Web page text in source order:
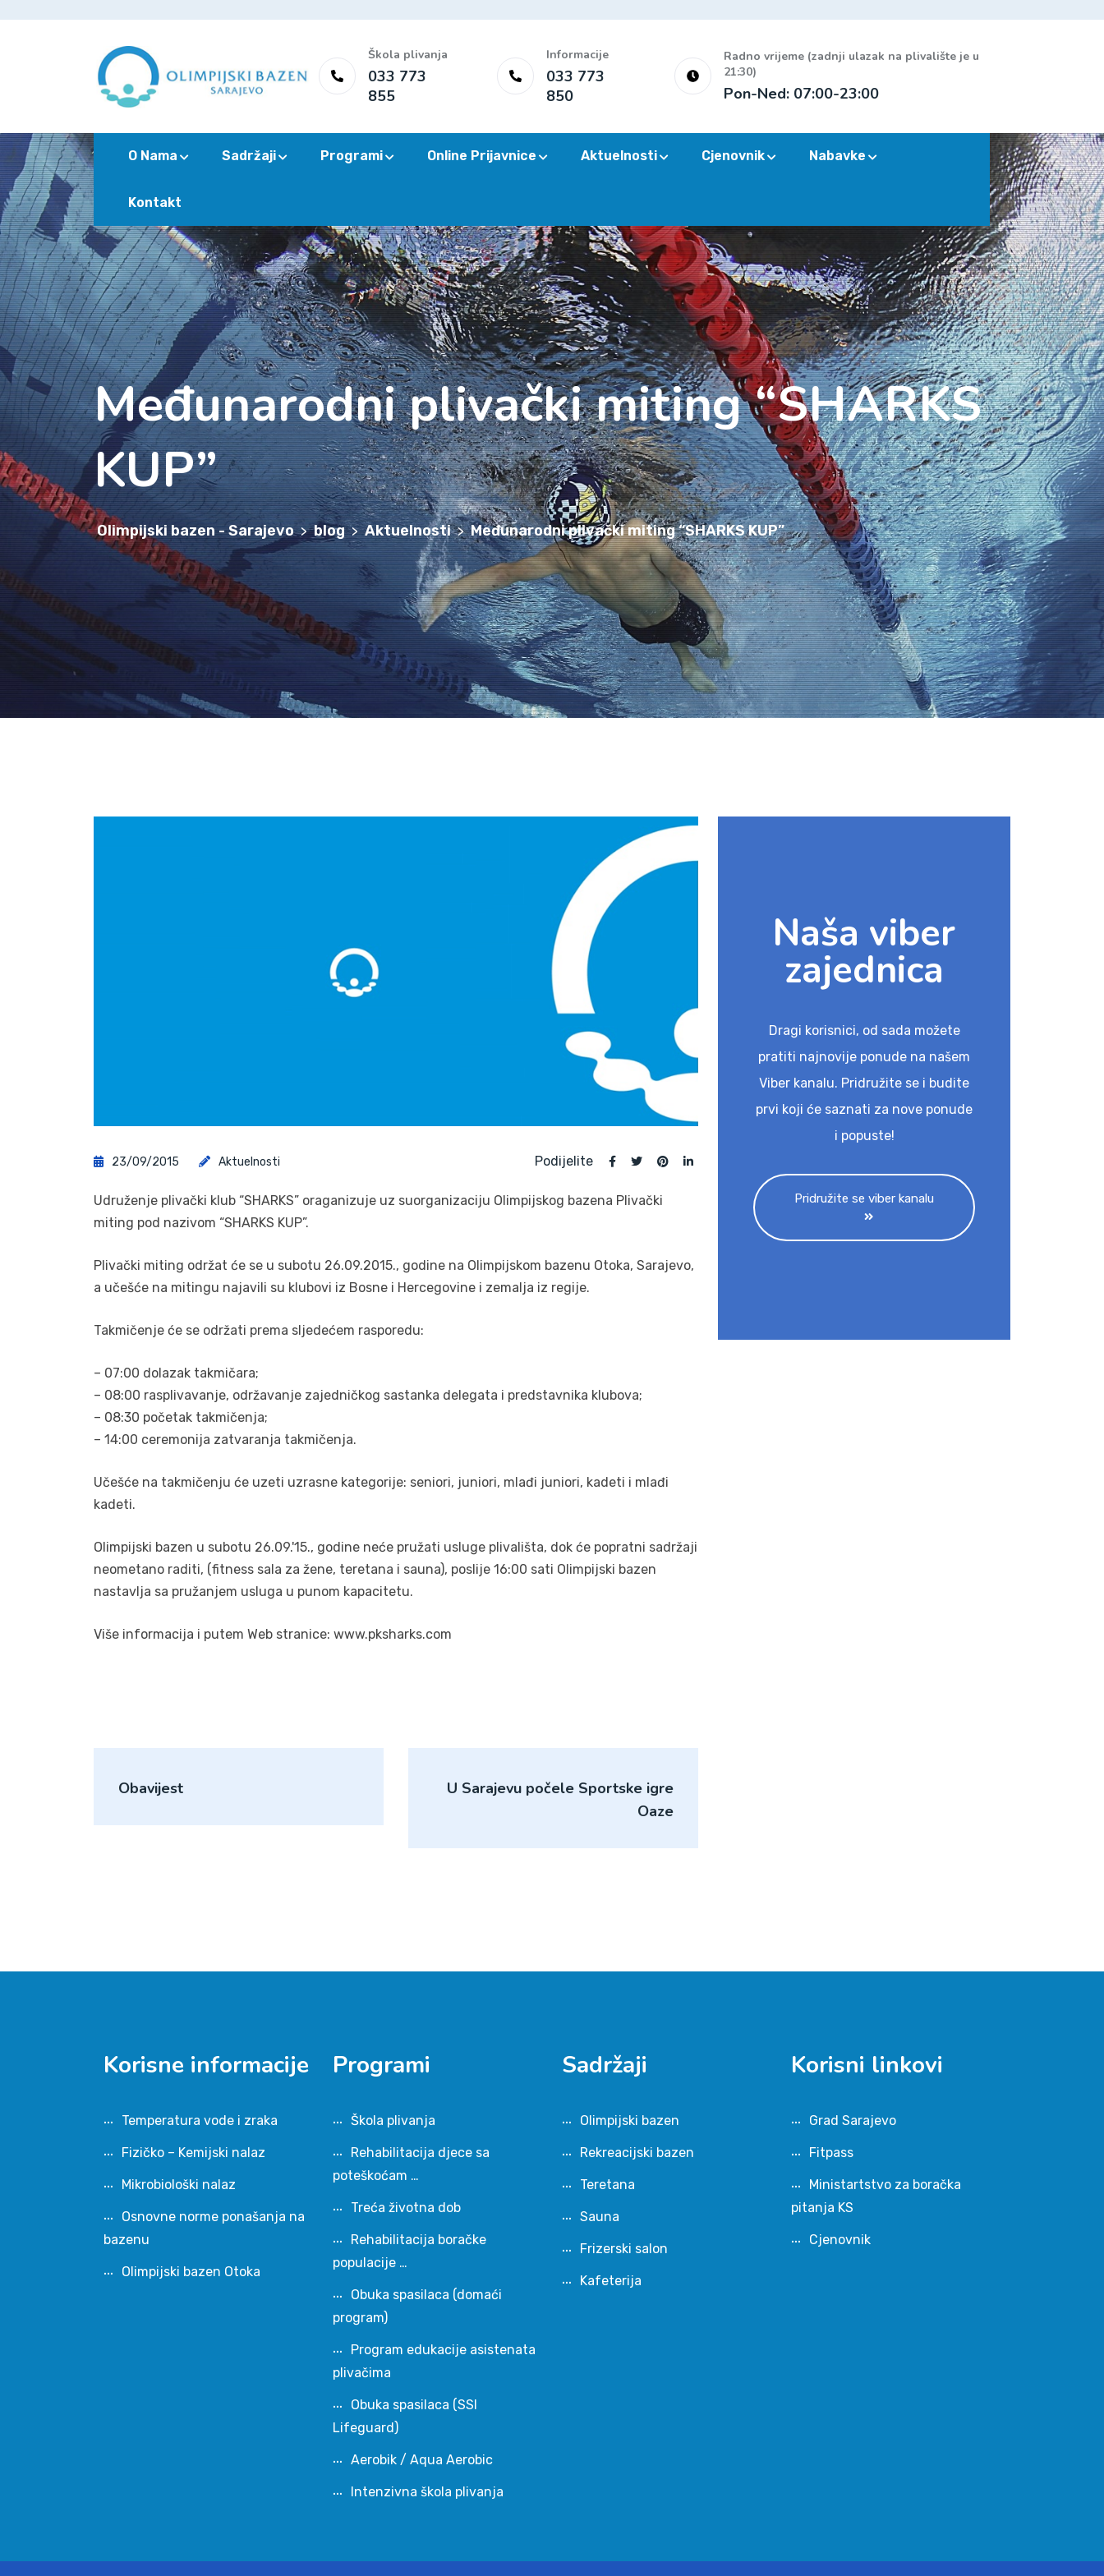
Škola plivanja
033 773
855
Informacije
033 773
850
Radno vrijeme (zadnji ulazak na plivalište je u
21:30)
Pon-Ned: 07:00-23:00
O Nama Sadržaji Programi Online Prijavnice Aktuelnosti Cjenovnik Nabavke
Kontakt
Međunarodni plivački miting “SHARKS
KUP”
Olimpijski bazen - Sarajevo > blog > Aktuelnosti > Međunarodni plivački miting “SHARKS KUP”
23/09/2015 Aktuelnosti Podijelite
Udruženje plivački klub “SHARKS” oraganizuje uz suorganizaciju Olimpijskog bazena Plivački
miting pod nazivom “SHARKS KUP”.
Plivački miting održat će se u subotu 26.09.2015., godine na Olimpijskom bazenu Otoka, Sarajevo,
a učešće na mitingu najavili su klubovi iz Bosne i Hercegovine i zemalja iz regije.
Takmičenje će se održati prema sljedećem rasporedu:
– 07:00 dolazak takmičara;
– 08:00 rasplivavanje, održavanje zajedničkog sastanka delegata i predstavnika klubova;
– 08:30 početak takmičenja;
– 14:00 ceremonija zatvaranja takmičenja.
Učešće na takmičenju će uzeti uzrasne kategorije: seniori, juniori, mlađi juniori, kadeti i mlađi
kadeti.
Olimpijski bazen u subotu 26.09.'15., godine neće pružati usluge plivališta, dok će popratni sadržaji
neometano raditi, (fitness sala za žene, teretana i sauna), poslije 16:00 sati Olimpijski bazen
nastavlja sa pružanjem usluga u punom kapacitetu.
Više informacija i putem Web stranice: www.pksharks.com
Obavijest
U Sarajevu počele Sportske igre
Oaze
Naša viber
zajednica
Dragi korisnici, od sada možete
pratiti najnovije ponude na našem
Viber kanalu. Pridružite se i budite
prvi koji će saznati za nove ponude
i popuste!
Pridružite se viber kanalu
Korisne informacije
Temperatura vode i zraka
Fizičko – Kemijski nalaz
Mikrobiološki nalaz
Osnovne norme ponašanja na
bazenu
Olimpijski bazen Otoka
Programi
Škola plivanja
Rehabilitacija djece sa
poteškoćam …
Treća životna dob
Rehabilitacija boračke
populacije …
Obuka spasilaca (domaći
program)
Program edukacije asistenata
plivačima
Obuka spasilaca (SSI
Lifeguard)
Aerobik / Aqua Aerobic
Intenzivna škola plivanja
Sadržaji
Olimpijski bazen
Rekreacijski bazen
Teretana
Sauna
Frizerski salon
Kafeterija
Korisni linkovi
Grad Sarajevo
Fitpass
Ministartstvo za boračka
pitanja KS
Cjenovnik